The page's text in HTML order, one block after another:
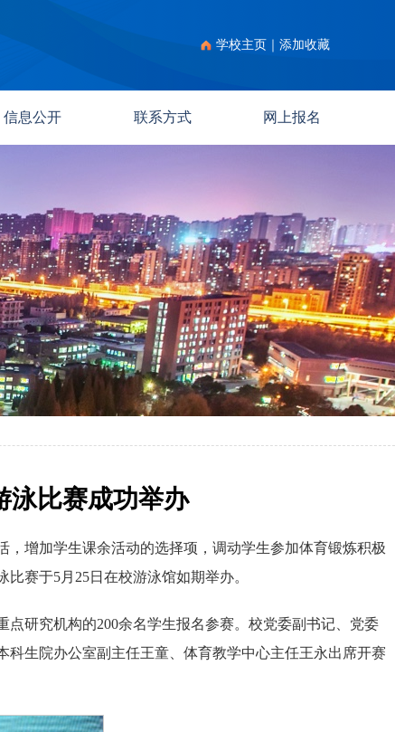
学校主页 添加收藏
信息公开 联系方式 网上报名
泳比赛成功举办
增加学生课余活动的选择项，调动学生参加体育锻炼积极
赛于5月25日在校游泳馆如期举办。
研究机构的200余名学生报名参赛。校党委副书记、党委
生院办公室副主任王童、体育教学中心主任王永出席开赛